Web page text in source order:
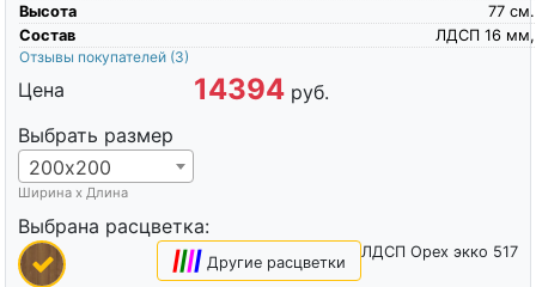
Высота
см.
77
Состав
ЛДСП 16 мм,
Отзывы покупателей (3)
Цена 14394 руб.
Выбрать размер
200х200
Ширина х Длина
Выбрана расцветка:
ЛДСП Орех экко 517
|||| Другие расцветки